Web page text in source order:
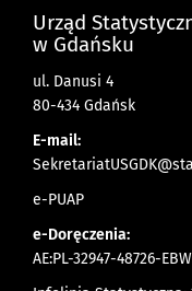
Urząd
w Gdańsku
ul. Danusi 4
80-434 Gdańsk
E-mail:
e-PUAP
e-Doręczenia:
AE:PL-32947-48726-